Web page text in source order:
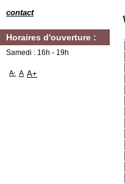
contact
Horaires d'ouverture :
Samedi : 16h - 19h
A- A A+